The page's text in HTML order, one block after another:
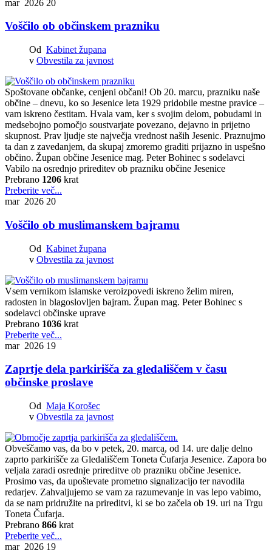
mar 2026 20
Voščilo ob občinskem prazniku
Od Kabinet župana
v Obvestila za javnost
Spoštovane občanke, cenjeni občani! Ob 20. marcu, prazniku naše
občine – dnevu, ko so Jesenice leta 1929 pridobile mestne pravice –
vam iskreno čestitam. Hvala vam, ker s svojim delom, pobudami in
medsebojno pomočjo soustvarjate povezano, dejavno in prijetno
skupnost. Prav ljudje ste največja vrednost naših Jesenic. Praznujmo
ta dan z zavedanjem, da skupaj zmoremo graditi prijazno in uspešno
občino. Župan občine Jesenice mag. Peter Bohinec s sodelavci
Vabilo na osrednjo prireditev ob prazniku občine Jesenice
Prebrano 1206 krat
Preberite več...
mar 2026 20
Voščilo ob muslimanskem bajramu
Od Kabinet župana
v Obvestila za javnost
Vsem vernikom islamske veroizpovedi iskreno želim miren,
radosten in blagoslovljen bajram. Župan mag. Peter Bohinec s
sodelavci občinske uprave
Prebrano 1036 krat
Preberite več...
mar 2026 19
Zaprtje dela parkirišča za gledališčem v času
občinske proslave
Od Maja Korošec
v Obvestila za javnost
Obveščamo vas, da bo v petek, 20. marca, od 14. ure dalje delno
zaprto parkirišče za Gledališčem Toneta Čufarja Jesenice. Zapora bo
veljala zaradi osrednje prireditve ob prazniku občine Jesenice.
Prosimo vas, da upoštevate prometno signalizacijo ter navodila
redarjev. Zahvaljujemo se vam za razumevanje in vas lepo vabimo,
da se nam pridružite na prireditvi, ki se bo začela ob 19. uri na Trgu
Toneta Čufarja.
Prebrano 866 krat
Preberite več...
mar 2026 19